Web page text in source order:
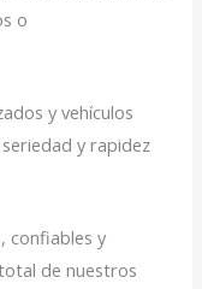
o
y vehículos
y rapidez
confiables y
de nuestros